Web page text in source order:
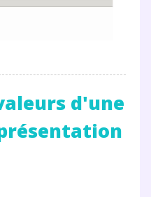
d'une